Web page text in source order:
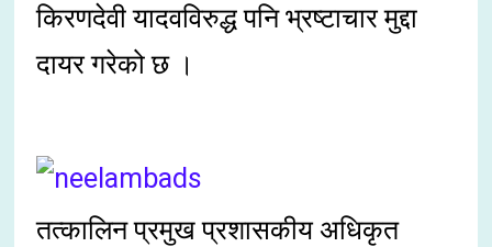
किरणदेवी यादवविरुद्ध पनि भ्रष्टाचार मुद्दा
दायर गरेको छ ।
तत्कालिन प्रमुख प्रशासकीय अधिकृत